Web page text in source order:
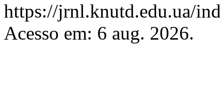
https://jrnl.knutd.edu.ua/
Acesso em: 6 aug. 2026.